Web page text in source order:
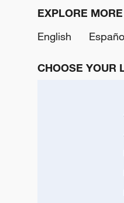
EXPLORE MORE
English
CHOOSE YOUR